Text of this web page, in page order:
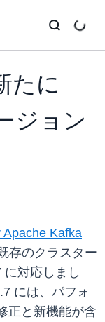
たに
ジョン
Kafka
存のクラスター
対応しまし
には、パフォ
正と新機能が含